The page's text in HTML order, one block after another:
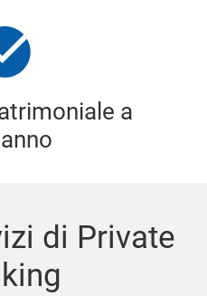
a
di Private